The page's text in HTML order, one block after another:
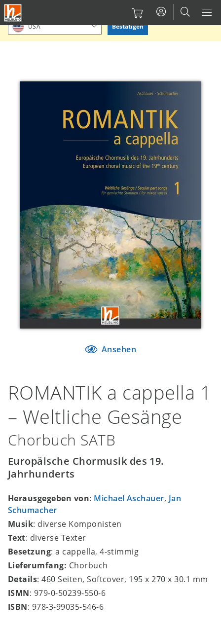
Direkt
zum
Inhalt
Bitte Standort bestätigen oder einen anderen auswählen.
USA Bestätigen
Ansehen
ROMANTIK a cappella 1
– Weltliche Gesänge
Chorbuch SATB
Europäische Chormusik des 19.
Jahrhunderts
Herausgegeben von: Michael Aschauer, Jan
Schumacher
Musik: diverse Komponisten
Text: diverse Texter
Besetzung: a cappella, 4-stimmig
Lieferumfang: Chorbuch
Details: 460 Seiten, Softcover, 195 x 270 x 30.1 mm
ISMN: 979-0-50239-550-6
ISBN: 978-3-99035-546-6